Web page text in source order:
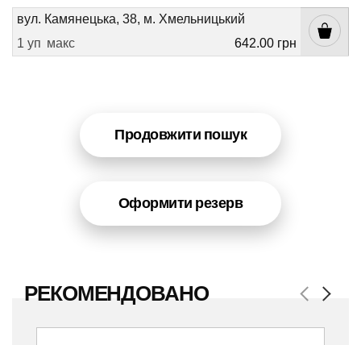
вул. Камянецька, 38, м. Хмельницький
1 уп макс 642.00 грн
Продовжити пошук
Оформити резерв
РЕКОМЕНДОВАНО Previous
Next